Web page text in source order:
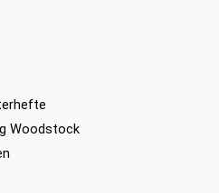
Woodstock